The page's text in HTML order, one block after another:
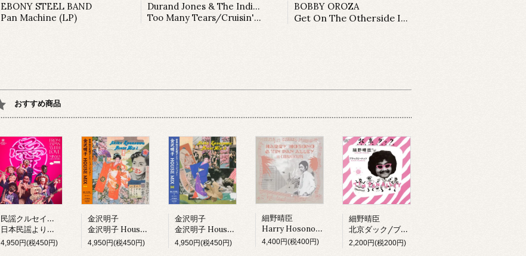
EBONY STEEL BAND
Pan Machine (LP)
Durand Jones & The Indications
Too Many Tears/Cruisin' to the Parque (7inch)
BOBBY OROZA
Get On The Otherside Instrumentals
おすすめ商品
民謡クルセイダーズ
日本民謡より愛をこめて (LP)
4,950円(税450円)
金沢明子
金沢明子 House Mix I (LP)
4,950円(税450円)
金沢明子
金沢明子 House Mix II (LP)
4,950円(税450円)
細野晴臣
Harry Hosono & Tin Pan Alley In China Town (LP)
4,400円(税400円)
細野晴臣
北京ダック/ブラックピーナッツ
2,200円(税200円)